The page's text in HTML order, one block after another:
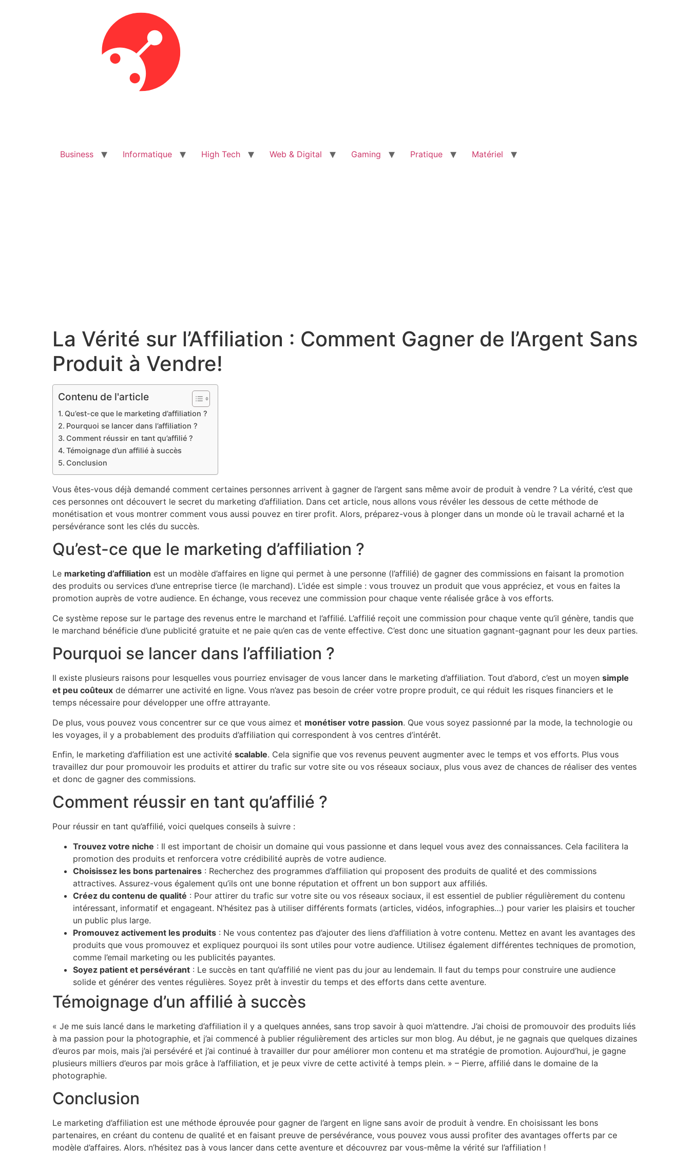
Business Informatique High Tech Web & Digital Gaming Pratique Matériel
La Vérité sur l’Affiliation : Comment Gagner de l’Argent Sans
Produit à Vendre!
Contenu de l'article
Qu’est-ce que le marketing d’affiliation ?
Pourquoi se lancer dans l’affiliation ?
Comment réussir en tant qu’affilié ?
Témoignage d’un affilié à succès
Conclusion
Vous êtes-vous déjà demandé comment certaines personnes arrivent à gagner de l’argent sans même avoir de produit à vendre ? La vérité, c’est que
ces personnes ont découvert le secret du marketing d’affiliation. Dans cet article, nous allons vous révéler les dessous de cette méthode de
monétisation et vous montrer comment vous aussi pouvez en tirer profit. Alors, préparez-vous à plonger dans un monde où le travail acharné et la
persévérance sont les clés du succès.
Qu’est-ce que le marketing d’affiliation ?
Le marketing d’affiliation est un modèle d’affaires en ligne qui permet à une personne (l’affilié) de gagner des commissions en faisant la promotion
des produits ou services d’une entreprise tierce (le marchand). L’idée est simple : vous trouvez un produit que vous appréciez, et vous en faites la
promotion auprès de votre audience. En échange, vous recevez une commission pour chaque vente réalisée grâce à vos efforts.
Ce système repose sur le partage des revenus entre le marchand et l’affilié. L’affilié reçoit une commission pour chaque vente qu’il génère, tandis que
le marchand bénéficie d’une publicité gratuite et ne paie qu’en cas de vente effective. C’est donc une situation gagnant-gagnant pour les deux parties.
Pourquoi se lancer dans l’affiliation ?
Il existe plusieurs raisons pour lesquelles vous pourriez envisager de vous lancer dans le marketing d’affiliation. Tout d’abord, c’est un moyen simple
et peu coûteux de démarrer une activité en ligne. Vous n’avez pas besoin de créer votre propre produit, ce qui réduit les risques financiers et le
temps nécessaire pour développer une offre attrayante.
De plus, vous pouvez vous concentrer sur ce que vous aimez et monétiser votre passion. Que vous soyez passionné par la mode, la technologie ou
les voyages, il y a probablement des produits d’affiliation qui correspondent à vos centres d’intérêt.
Enfin, le marketing d’affiliation est une activité scalable. Cela signifie que vos revenus peuvent augmenter avec le temps et vos efforts. Plus vous
travaillez dur pour promouvoir les produits et attirer du trafic sur votre site ou vos réseaux sociaux, plus vous avez de chances de réaliser des ventes
et donc de gagner des commissions.
Comment réussir en tant qu’affilié ?
Pour réussir en tant qu’affilié, voici quelques conseils à suivre :
Trouvez votre niche : Il est important de choisir un domaine qui vous passionne et dans lequel vous avez des connaissances. Cela facilitera la
promotion des produits et renforcera votre crédibilité auprès de votre audience.
Choisissez les bons partenaires : Recherchez des programmes d’affiliation qui proposent des produits de qualité et des commissions
attractives. Assurez-vous également qu’ils ont une bonne réputation et offrent un bon support aux affiliés.
Créez du contenu de qualité : Pour attirer du trafic sur votre site ou vos réseaux sociaux, il est essentiel de publier régulièrement du contenu
intéressant, informatif et engageant. N’hésitez pas à utiliser différents formats (articles, vidéos, infographies…) pour varier les plaisirs et toucher
un public plus large.
Promouvez activement les produits : Ne vous contentez pas d’ajouter des liens d’affiliation à votre contenu. Mettez en avant les avantages des
produits que vous promouvez et expliquez pourquoi ils sont utiles pour votre audience. Utilisez également différentes techniques de promotion,
comme l’email marketing ou les publicités payantes.
Soyez patient et persévérant : Le succès en tant qu’affilié ne vient pas du jour au lendemain. Il faut du temps pour construire une audience
solide et générer des ventes régulières. Soyez prêt à investir du temps et des efforts dans cette aventure.
Témoignage d’un affilié à succès
« Je me suis lancé dans le marketing d’affiliation il y a quelques années, sans trop savoir à quoi m’attendre. J’ai choisi de promouvoir des produits liés
à ma passion pour la photographie, et j’ai commencé à publier régulièrement des articles sur mon blog. Au début, je ne gagnais que quelques dizaines
d’euros par mois, mais j’ai persévéré et j’ai continué à travailler dur pour améliorer mon contenu et ma stratégie de promotion. Aujourd’hui, je gagne
plusieurs milliers d’euros par mois grâce à l’affiliation, et je peux vivre de cette activité à temps plein. » – Pierre, affilié dans le domaine de la
photographie.
Conclusion
Le marketing d’affiliation est une méthode éprouvée pour gagner de l’argent en ligne sans avoir de produit à vendre. En choisissant les bons
partenaires, en créant du contenu de qualité et en faisant preuve de persévérance, vous pouvez vous aussi profiter des avantages offerts par ce
modèle d’affaires. Alors, n’hésitez pas à vous lancer dans cette aventure et découvrez par vous-même la vérité sur l’affiliation !